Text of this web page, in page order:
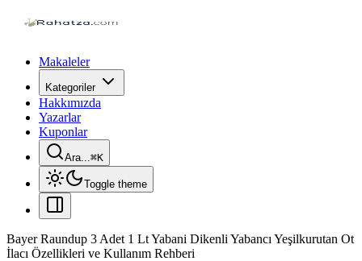
Makaleler
Kategoriler
Hakkımızda
Yazarlar
Kuponlar
Ara...⌘K
Toggle theme
Bayer Raundup 3 Adet 1 Lt Yabani Dikenli Yabancı Yeşilkurutan Ot
İlacı Özellikleri ve Kullanım Rehberi